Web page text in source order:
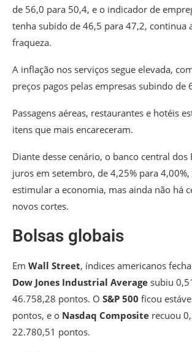
de 56,0 para 50,4, e o indicador de
tenha subido de 46,5 para 47,2, continua
fraqueza.
A inflação nos serviços segue elevada,
preços pagos pelas empresas subindo de
Passagens aéreas, restaurantes e hotéis
itens que mais encareceram.
Diante desse cenário, o banco central dos
juros em setembro, de 4,25% para
estimular a economia, mas ainda não há
novos cortes.
Bolsas globais
Em Wall Street, índices americanos
Dow Jones Industrial Average subiu
46.758,28 pontos. O S&P 500 ficou
pontos, e o Nasdaq Composite recuou
22.780,51 pontos.